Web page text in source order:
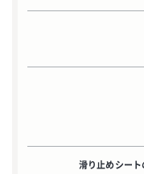
滑り止めシー